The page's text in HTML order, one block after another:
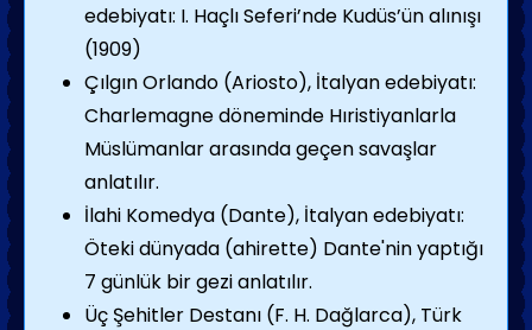
edebiyatı: I. Haçlı Seferi’nde Kudüs’ün alınışı
(1909)
Çılgın Orlando (Ariosto), İtalyan edebiyatı:
Charlemagne döneminde Hıristiyanlarla
Müs­lümanlar arasında geçen savaş­lar
anlatılır.
İlahi Komedya (Dante), İtalyan edebiyatı:
Öteki dünya­da (ahirette) Dante'nin yaptığı
7 günlük bir gezi anlatılır.
Üç Şehitler Destanı (F. H. Dağlarca), Türk